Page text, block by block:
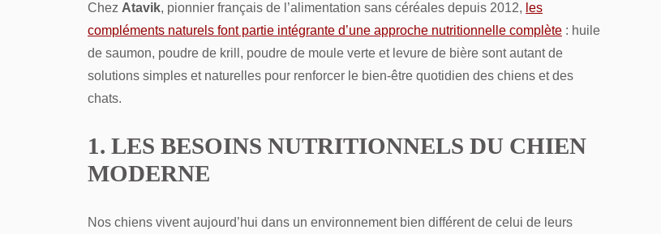
Chez Atavik, pionnier français de l’alimentation sans céréales depuis 2012, les
compléments naturels font partie intégrante d’une approche nutritionnelle complète : huile
de saumon, poudre de krill, poudre de moule verte et levure de bière sont autant de
solutions simples et naturelles pour renforcer le bien-être quotidien des chiens et des
chats.
1. LES BESOINS NUTRITIONNELS DU CHIEN
MODERNE
Nos chiens vivent aujourd’hui dans un environnement bien différent de celui de leurs